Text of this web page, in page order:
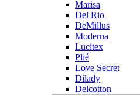
Marisa
Del Rio
DeMillus
Moderna
Lucitex
Plié
Love Secret
Dilady
Delcotton